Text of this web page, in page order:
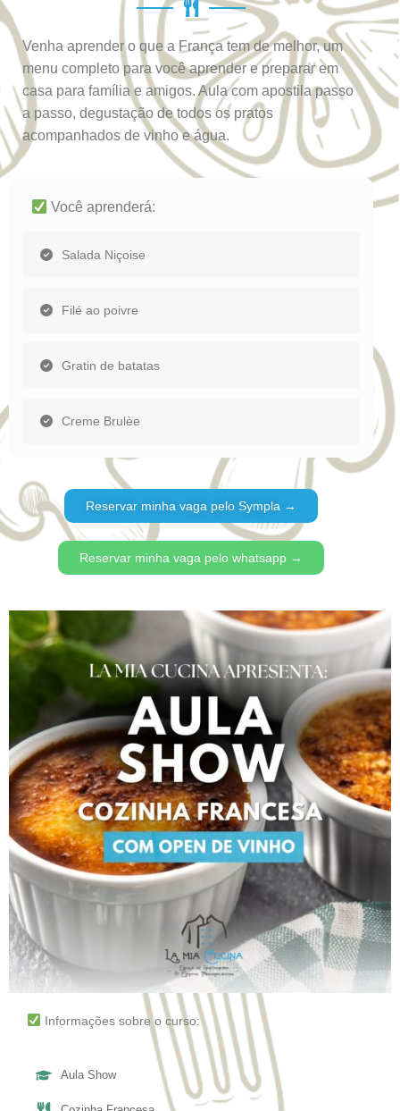
Venha aprender o que a França tem de melhor, um
menu completo para você aprender e preparar em
casa para família e amigos. Aula com apostila passo
a passo, degustação de todos os pratos
acompanhados de vinho e água.
Você aprenderá:
Salada Niçoise
Filé ao poivre
Gratin de batatas
Creme Brulèe
Reservar minha vaga pelo Sympla →
Reservar minha vaga pelo whatsapp →
Informações sobre o curso:
Aula Show